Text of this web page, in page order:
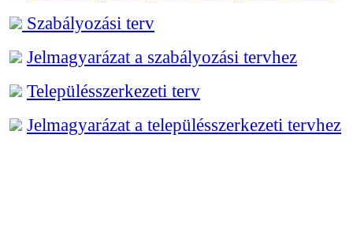
Szabályozási terv
Jelmagyarázat a szabályozási tervhez
Településszerkezeti terv
Jelmagyarázat a településszerkezeti tervhez